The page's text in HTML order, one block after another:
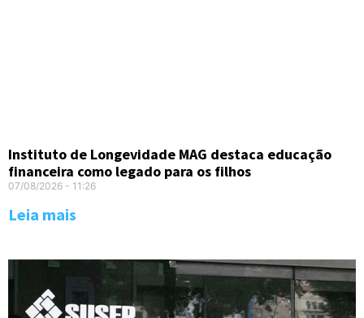
Instituto de Longevidade MAG destaca educação
financeira como legado para os filhos
07/08/2026 11:26
Leia mais